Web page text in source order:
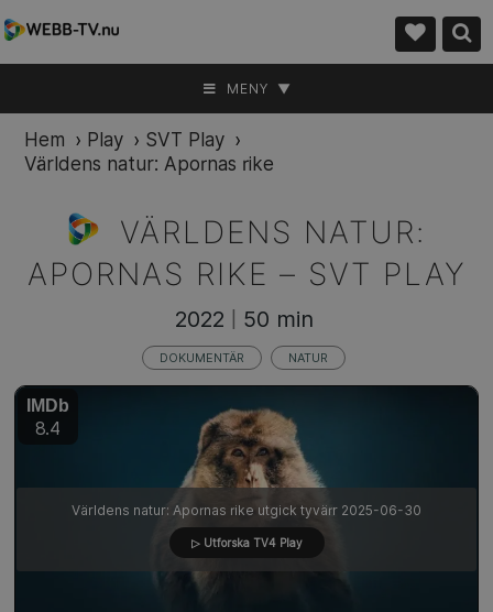
MENY ▼
Hem › Play › SVT Play ›
Världens natur: Apornas rike
VÄRLDENS NATUR:
APORNAS RIKE – SVT PLAY
Världens natur: Apornas rike utgick tyvärr 2025-06-30
▷ Utforska TV4 Play
2022 50 min
DOKUMENTÄR NATUR
IMDb
8.4